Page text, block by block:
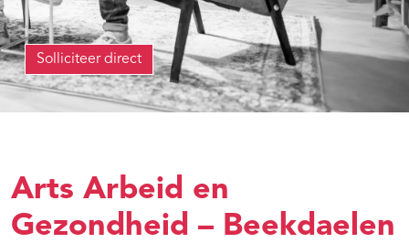
Solliciteer direct
Arts Arbeid en
Gezondheid – Beekdaelen